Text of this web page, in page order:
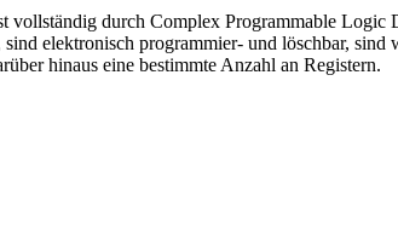
durch Complex Programmable Logic
elektronisch programmier- und löschbar, sind
hinaus eine bestimmte Anzahl an Registern.